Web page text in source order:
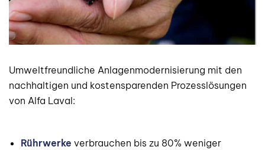
Umweltfreundliche Anlagenmodernisierung mit den
nachhaltigen und kostensparenden Prozesslösungen
von Alfa Laval:
Rührwerke verbrauchen bis zu 80% weniger